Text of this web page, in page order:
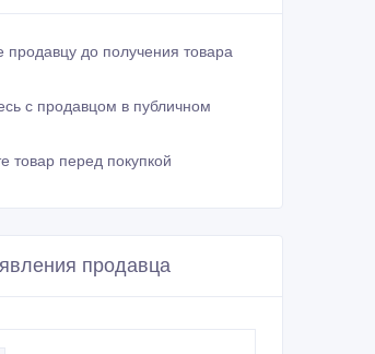
продавцу до получения товара
с продавцом в публичном
товар перед покупкой
продавца